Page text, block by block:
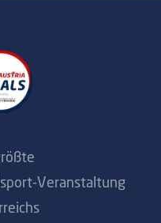
Veranstaltung